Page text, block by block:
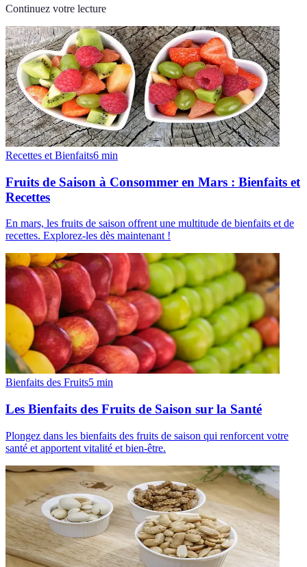
Continuez votre lecture
Recettes et Bienfaits6 min
Fruits de Saison à Consommer en Mars : Bienfaits et
Recettes
En mars, les fruits de saison offrent une multitude de bienfaits et de
recettes. Explorez-les dès maintenant !
Bienfaits des Fruits5 min
Les Bienfaits des Fruits de Saison sur la Santé
Plongez dans les bienfaits des fruits de saison qui renforcent votre
santé et apportent vitalité et bien-être.